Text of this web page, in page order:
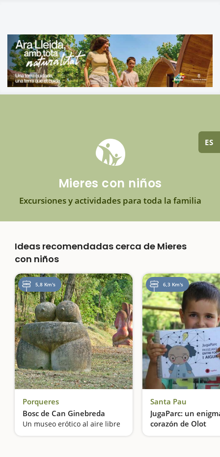
ES
Mieres con niños
Excursiones y actividades para toda la familia
Ideas recomendadas cerca de Mieres
con niños
5,8 Km's
Porqueres
Bosc de Can Ginebreda
Un museo erótico al aire libre
6,3 Km's
Santa Pau
JugaParc: un
corazón de Olot